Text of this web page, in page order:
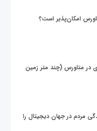
امکان‌پذیر است؟
دلاری در متاورس (چند متر زمین
مردم در جهان دیجیتال را